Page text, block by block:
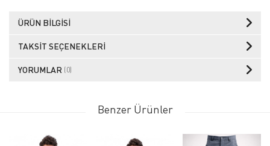
ÜRÜN BILGISI
TAKSIT SEÇENEKLERI
YORUMLAR (0)
Benzer Ürünler